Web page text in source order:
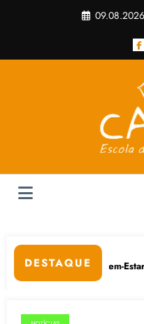
09.08.2026
DESTAQUE
Digitais e Bem-Estar na